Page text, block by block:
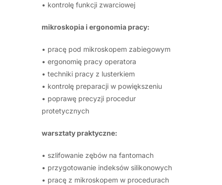
• kontrolę funkcji zwarciowej
mikroskopia i ergonomia pracy:
• pracę pod mikroskopem zabiegowym
• ergonomię pracy operatora
• techniki pracy z lusterkiem
• kontrolę preparacji w powiększeniu
• poprawę precyzji procedur
protetycznych
warsztaty praktyczne:
• szlifowanie zębów na fantomach
• przygotowanie indeksów silikonowych
• pracę z mikroskopem w procedurach